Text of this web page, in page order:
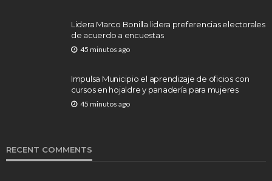
Lidera Marco Bonilla lidera preferencias electorales
de acuerdo a encuestas
45 minutos ago
Impulsa Municipio el aprendizaje de oficios con
cursos en hojaldre y panadería para mujeres
45 minutos ago
RECENT COMMENTS